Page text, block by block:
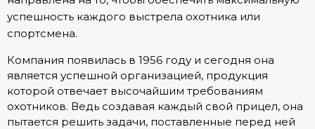
успешность каждого выстрела охотника или
спортсмена.
Компания появилась в 1956 году и сегодня она
является успешной организацией, продукция
которой отвечает высочайшим требованиям
охотников. Ведь создавая каждый свой прицел, она
пытается решить задачи, поставленные перед ней